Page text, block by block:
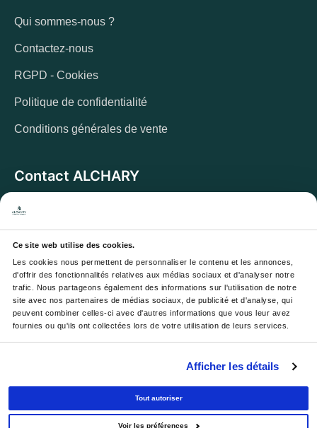
Ce site web utilise des cookies.
Les cookies nous permettent de personnaliser le contenu et les annonces,
d'offrir des fonctionnalités relatives aux médias sociaux et d'analyser notre
trafic. Nous partageons également des informations sur l'utilisation de notre
site avec nos partenaires de médias sociaux, de publicité et d'analyse, qui
peuvent combiner celles-ci avec d'autres informations que vous leur avez
fournies ou qu'ils ont collectées lors de votre utilisation de leurs services.
Afficher les détails
Tout autoriser
Voir les préférences
Qui sommes-nous ?
Contactez-nous
RGPD - Cookies
Politique de confidentialité
Conditions générales de vente
Contact ALCHARY
Adresse :
Horaires :Du lundi au vendredi de 8h à 17h. Et samedi de
8h à 13h
Email :contact@alchary.fr
Téléphone :+33 1 30 29 12 19
Newsletter
Votre e-mail sera utilisé pour vous envoyer nos
newsletters et offres, avec désinscription à tout moment.